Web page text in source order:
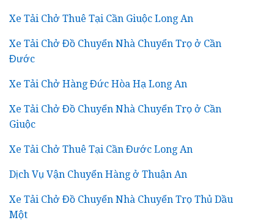
Xe Tải Chở Thuê Tại Cần Giuộc Long An
Xe Tải Chở Đồ Chuyển Nhà Chuyển Trọ ở Cần
Đước
Xe Tải Chở Hàng Đức Hòa Hạ Long An
Xe Tải Chở Đồ Chuyển Nhà Chuyển Trọ ở Cần
Giuộc
Xe Tải Chở Thuê Tại Cần Đước Long An
Dịch Vụ Vận Chuyển Hàng ở Thuận An
Xe Tải Chở Đồ Chuyển Nhà Chuyển Trọ Thủ Dầu
Một